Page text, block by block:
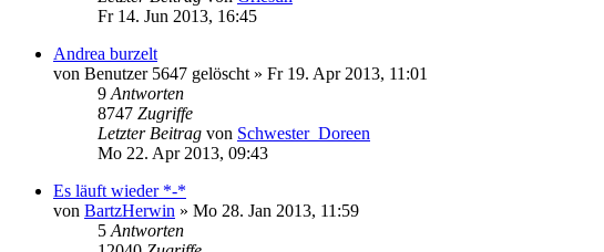
Fr 14. Jun 2013, 16:45
Andrea burzelt
von Benutzer 5647 gelöscht » Fr 19. Apr 2013, 11:01
9 Antworten
8747 Zugriffe
Letzter Beitrag von Schwester_Doreen
Mo 22. Apr 2013, 09:43
Es läuft wieder *-*
von BartzHerwin » Mo 28. Jan 2013, 11:59
5 Antworten